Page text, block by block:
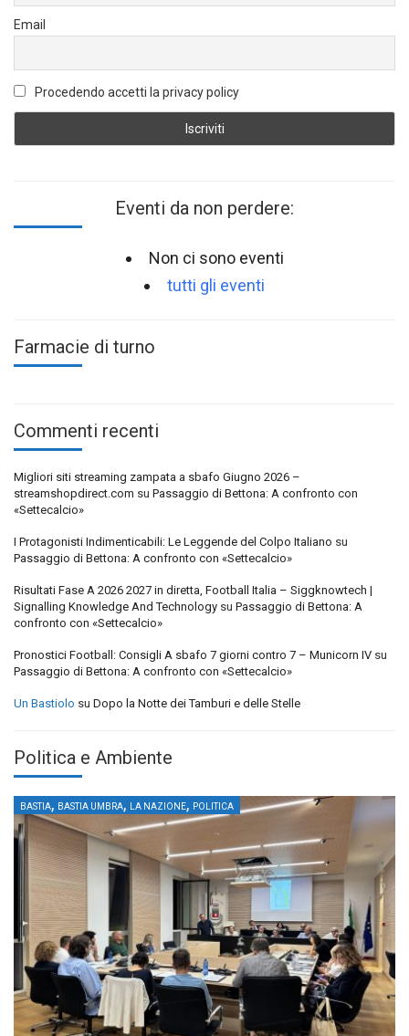
Email
Procedendo accetti la privacy policy
Eventi da non perdere:
Non ci sono eventi
tutti gli eventi
Farmacie di turno
Commenti recenti
Migliori siti streaming zampata a sbafo Giugno 2026 –
streamshopdirect.com su Passaggio di Bettona: A confronto con
«Settecalcio»
I Protagonisti Indimenticabili: Le Leggende del Colpo Italiano su
Passaggio di Bettona: A confronto con «Settecalcio»
Risultati Fase A 2026 2027 in diretta, Football Italia – Siggknowtech |
Signalling Knowledge And Technology su Passaggio di Bettona: A
confronto con «Settecalcio»
Pronostici Football: Consigli A sbafo 7 giorni contro 7 – Municorn IV su
Passaggio di Bettona: A confronto con «Settecalcio»
Un Bastiolo su Dopo la Notte dei Tamburi e delle Stelle
Politica e Ambiente
BASTIA, BASTIA UMBRA, LA NAZIONE, POLITICA